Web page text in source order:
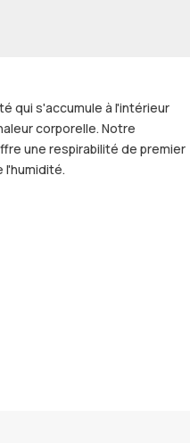
qui s'accumule à l'intérieur
corporelle. Notre
une respirabilité de premier
l'humidité.